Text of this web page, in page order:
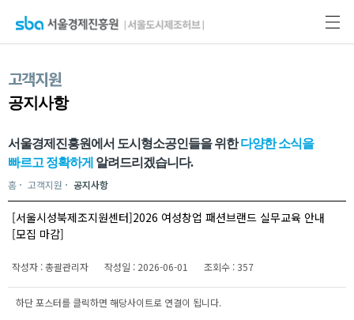
고객지원
공지사항
서울경제진흥원에서 도시형소공인들을 위한다양한 소식을
빠르고 정확하게 알려드리겠습니다.
홈
고객지원 공지사항
[서울시성북제조지원센터]2026 여성창업 패션브랜드 실무교육 안내
[모집 마감]
작성자 : 총괄관리자 작성일 : 2026-06-01 조회수 : 357
하단 포스터를 클릭하면 해당사이트로 연결이 됩니다.